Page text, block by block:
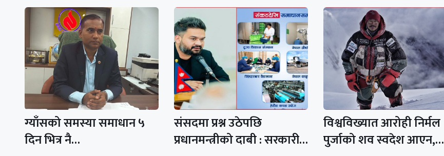
ग्याँसको समस्या समाधान ५
दिन भित्र नै…
संसदमा प्रश्न उठेपछि
प्रधानमन्त्रीको दाबी : सरकारी…
विश्वविख्यात आरोही निर्मल
पुर्जाको शव स्वदेश आएन,…